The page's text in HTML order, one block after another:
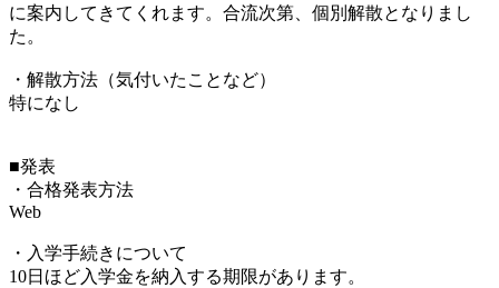
に案内してきてくれます。合流次第、個別解散となりまし
た。
・解散方法（気付いたことなど）
特になし
■発表
・合格発表方法
Web
・入学手続きについて
10日ほど入学金を納入する期限があります。